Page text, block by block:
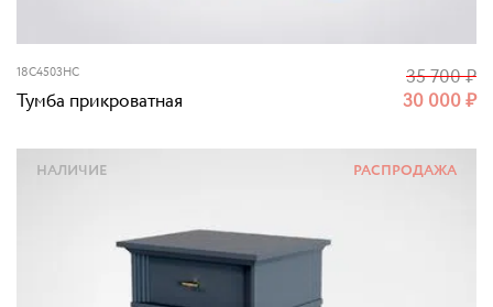
18C4503HC
Тумба прикроватная 30 000₽
35 700₽
РАСПРОДАЖА
НАЛИЧИЕ